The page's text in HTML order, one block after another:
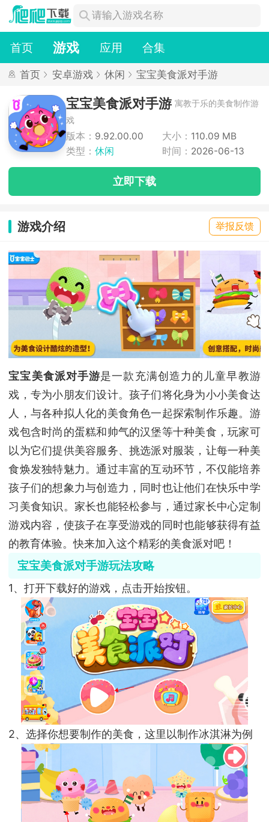
首页 游戏 应用 合集
首页 安卓游戏 休闲 宝宝美食派对手游
宝宝美食派对手游 寓教于乐的美食制作游
戏
版本： 9.92.00.00 大小： 110.09 MB
类型： 休闲 时间： 2026-06-13
立即下载
游戏介绍 举报反馈
宝宝美食派对手游是一款充满创造力的儿童早教游
戏，专为小朋友们设计。孩子们将化身为小小美食达
人，与各种拟人化的美食角色一起探索制作乐趣。游
戏包含时尚的蛋糕和帅气的汉堡等十种美食，玩家可
以为它们提供美容服务、挑选派对服装，让每一种美
食焕发独特魅力。通过丰富的互动环节，不仅能培养
孩子们的想象力与创造力，同时也让他们在快乐中学
习美食知识。家长也能轻松参与，通过家长中心定制
游戏内容，使孩子在享受游戏的同时也能够获得有益
的教育体验。快来加入这个精彩的美食派对吧！
宝宝美食派对手游玩法攻略
1、打开下载好的游戏，点击开始按钮。
2、选择你想要制作的美食，这里以制作冰淇淋为例